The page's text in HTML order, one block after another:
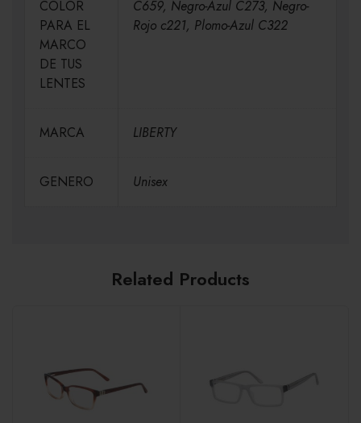
COLOR
PARA EL
MARCO
DE TUS
LENTES
C659, Negro-Azul C273, Negro-
Rojo c221, Plomo-Azul C322
MARCA LIBERTY
GENERO Unisex
Related Products